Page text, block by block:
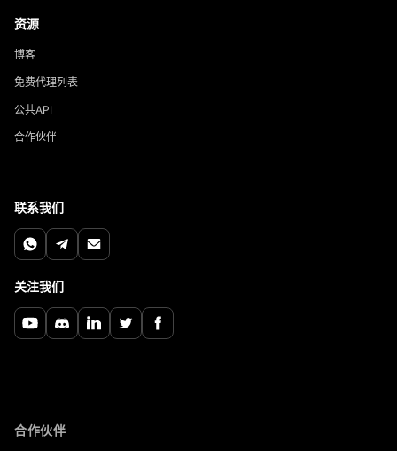
资源
博客
免费代理列表
公共API
合作伙伴
联系我们
关注我们
合作伙伴